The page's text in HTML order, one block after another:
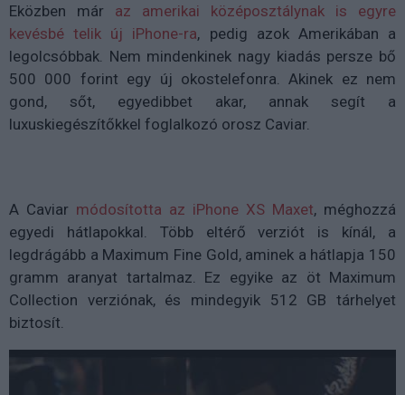
Eközben már az amerikai középosztálynak is egyre
kevésbé telik új iPhone-ra, pedig azok Amerikában a
legolcsóbbak. Nem mindenkinek nagy kiadás persze bő
500 000 forint egy új okostelefonra. Akinek ez nem
gond, sőt, egyedibbet akar, annak segít a
luxuskiegészítőkkel foglalkozó orosz Caviar.
A Caviar módosította az iPhone XS Maxet, méghozzá
egyedi hátlapokkal. Több eltérő verziót is kínál, a
legdrágább a Maximum Fine Gold, aminek a hátlapja 150
gramm aranyat tartalmaz. Ez egyike az öt Maximum
Collection verziónak, és mindegyik 512 GB tárhelyet
biztosít.